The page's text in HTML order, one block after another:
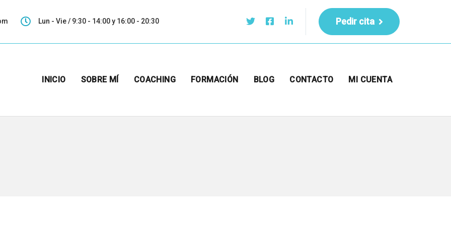
Lun - Vie / 9:30 - 14:00 y 16:00 - 20:30 Pedir cita
INICIO SOBRE MÍ COACHING FORMACIÓN BLOG CONTACTO MI CUENTA